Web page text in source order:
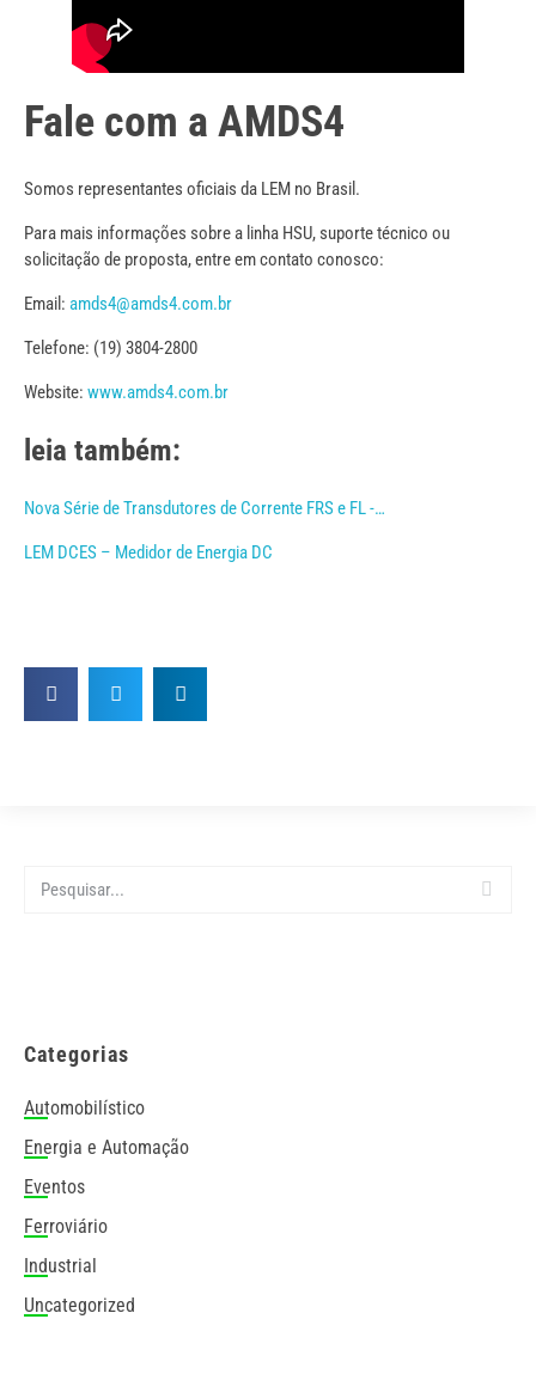
Fale com a AMDS4
Somos representantes oficiais da LEM no Brasil.
Para mais informações sobre a linha HSU, suporte técnico ou
solicitação de proposta, entre em contato conosco:
Email: amds4@amds4.com.br
Telefone: (19) 3804-2800
Website: www.amds4.com.br
leia também:
Nova Série de Transdutores de Corrente FRS e FL -…
LEM DCES – Medidor de Energia DC
Categorias
Automobilístico
Energia e Automação
Eventos
Ferroviário
Industrial
Uncategorized